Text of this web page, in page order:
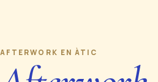
AFTERWORK EN ÀTIC